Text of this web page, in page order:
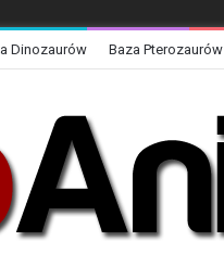
Dinozaurów Baza Pterozaurów